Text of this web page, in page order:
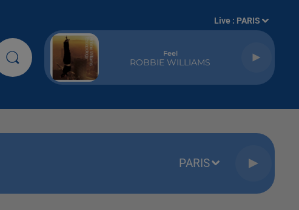
Live : PARIS
Feel
ROBBIE WILLIAMS
PARIS